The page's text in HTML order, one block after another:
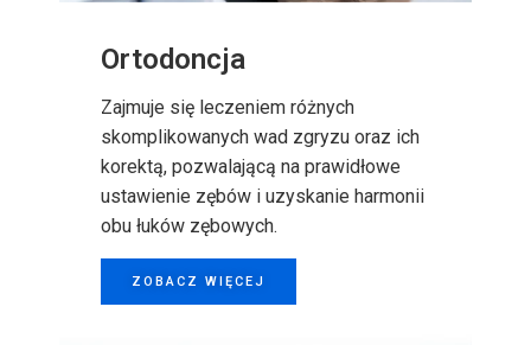
Ortodoncja
Zajmuje się leczeniem różnych
skomplikowanych wad zgryzu oraz ich
korektą, pozwalającą na prawidłowe
ustawienie zębów i uzyskanie harmonii
obu łuków zębowych.
ZOBACZ WIĘCEJ